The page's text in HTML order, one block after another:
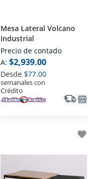
Mesa Lateral Volcano
Industrial
Precio de contado
A: $2,939.00
Desde $77.00
semanales con
Crédito
favorite